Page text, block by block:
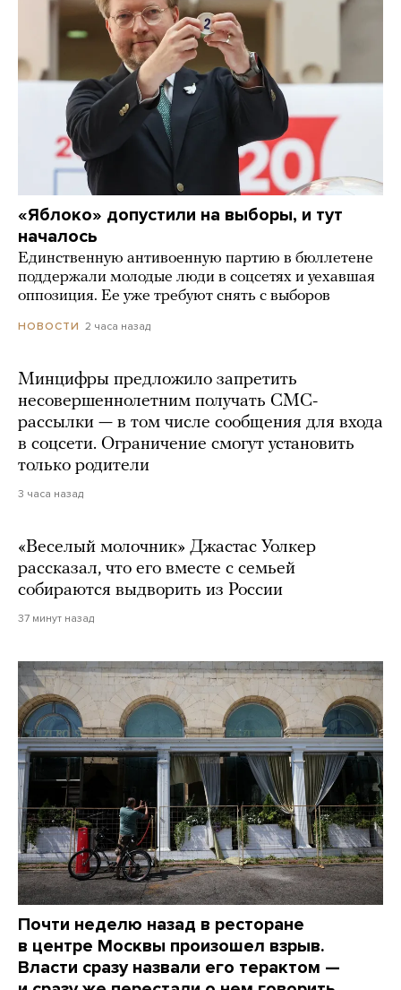
«Яблоко» допустили на выборы, и тут
началось
Единственную антивоенную партию в бюллетене
поддержали молодые люди в соцсетях и уехавшая
оппозиция. Ее уже требуют снять с выборов
НОВОСТИ 2 часа назад
Минцифры предложило запретить
несовершеннолетним получать СМС-
рассылки — в том числе сообщения для входа
в соцсети. Ограничение смогут установить
только родители
3 часа назад
«Веселый молочник» Джастас Уолкер
рассказал, что его вместе с семьей
собираются выдворить из России
37 минут назад
Почти неделю назад в ресторане
в центре Москвы произошел взрыв.
Власти сразу назвали его терактом —